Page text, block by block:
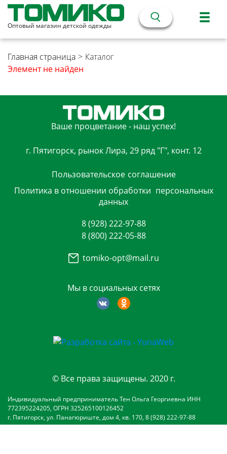
Оптовый магазин детской одежды
Главная страница > Каталог
Элемент не найден
Ваше процветание - наш успех!
г. Пятигорск, рынок Лира, 29 ряд "Г", конт. 12
Пользовательское соглашение
Политика в отношении обработки персональных
данных
Мы в социальных сетях
8 (928) 222-97-88
8 (800) 222-05-88
tomiko-opt@mail.ru
© Все права защищены. 2020 г.
Индивидуальный предприниматель Тен Ольга Георгиевна ИНН
772395224205, ОГРН 325265100126452
г. Пятигорск, ул. Панагюриште, дом 4, кв. 170, 8 (928) 222-97-88